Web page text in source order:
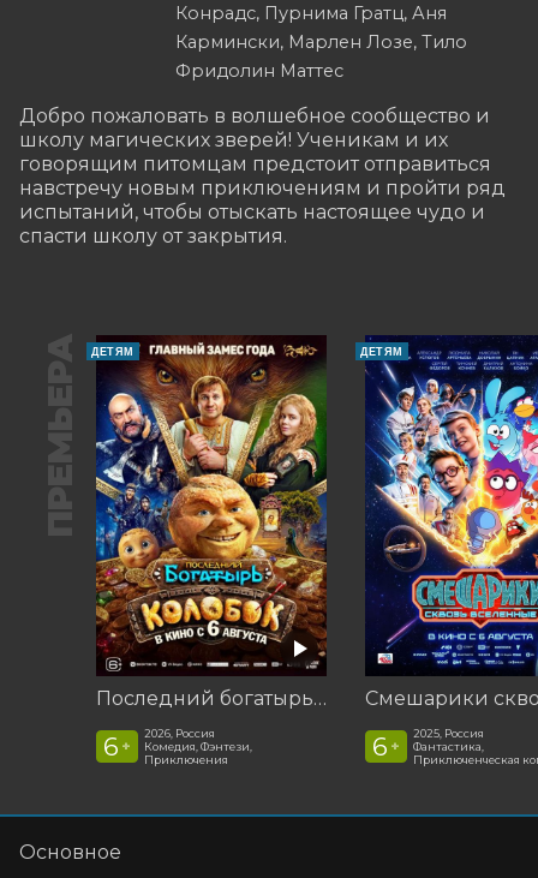
Конрадс, Пурнима Гратц, Аня
Кармински, Марлен Лозе, Тило
Фридолин Маттес
​​Добро пожаловать в волшебное сообщество и
школу магических зверей! Ученикам и их
говорящим питомцам предстоит отправиться
навстречу новым приключениям и пройти ряд
испытаний, чтобы отыскать настоящее чудо и
спасти школу от закрытия.
ПРЕМЬЕРА ДЕТЯМ
Последний богатырь. Колобок
6 +
2026, Россия
Комедия, Фэнтези,
Приключения
ДЕТЯМ
6 +
2025, Россия
Фантастика,
Приключенческая
Основное